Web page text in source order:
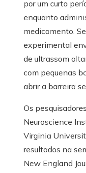
por um curto
enquanto
medicamento.
experimental
de ultrassom
com pequenas
abrir a barreira
Os
Neuroscience
Virginia
resultados na
New England